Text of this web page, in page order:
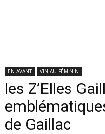
EN AVANT VIN AU FÉMININ
les Z’Elles
de Gaillac